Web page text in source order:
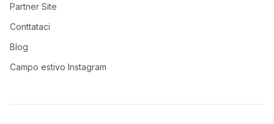
Partner Site
Conttataci
Blog
Campo estivo Instagram